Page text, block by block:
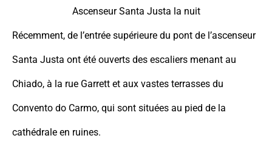
Ascenseur Santa Justa la nuit
Récemment, de l’entrée supérieure du pont de l’ascenseur
Santa Justa ont été ouverts des escaliers menant au
Chiado, à la rue Garrett et aux vastes terrasses du
Convento do Carmo, qui sont situées au pied de la
cathédrale en ruines.